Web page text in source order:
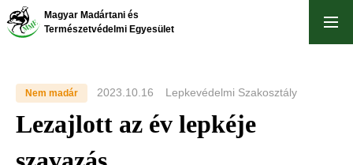
Ugrás
Magyar Madártani és
Természetvédelmi Egyesület
Nem madár 2023.10.16 Lepkevédelmi Szakosztály
Lezajlott az év lepkéje